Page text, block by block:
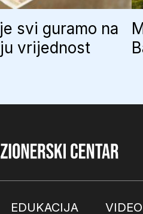
svi guramo na
vrijednost
EDUKACIJA VIDEO